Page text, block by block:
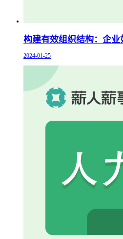
构建有效组织结构：企
2024-01-25